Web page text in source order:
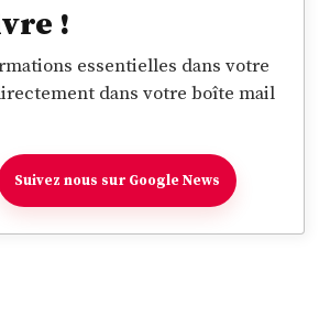
!
essentielles dans votre
dans votre boîte mail
Suivez nous sur Google News